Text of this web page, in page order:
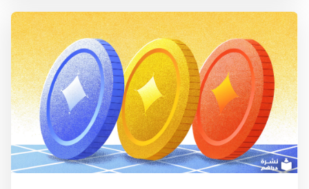
الأعصاب Wolfram Schultz واحدة من أشهر الدراسات
في